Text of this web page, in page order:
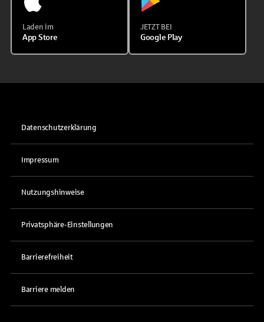
Laden im
App Store
JETZT BEI
Google Play
Datenschutzerklärung
Impressum
Nutzungshinweise
Privatsphäre-Einstellungen
Barrierefreiheit
Barriere melden